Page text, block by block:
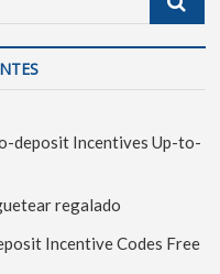
deposit Incentives Up-to-
regalado
Incentive Codes Free